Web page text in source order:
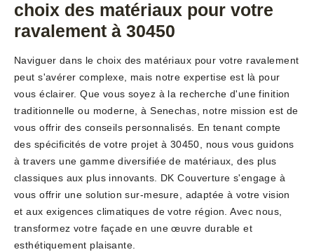
choix des matériaux pour votre
ravalement à 30450
Naviguer dans le choix des matériaux pour votre ravalement
peut s'avérer complexe, mais notre expertise est là pour
vous éclairer. Que vous soyez à la recherche d'une finition
traditionnelle ou moderne, à Senechas, notre mission est de
vous offrir des conseils personnalisés. En tenant compte
des spécificités de votre projet à 30450, nous vous guidons
à travers une gamme diversifiée de matériaux, des plus
classiques aux plus innovants. DK Couverture s'engage à
vous offrir une solution sur-mesure, adaptée à votre vision
et aux exigences climatiques de votre région. Avec nous,
transformez votre façade en une œuvre durable et
esthétiquement plaisante.